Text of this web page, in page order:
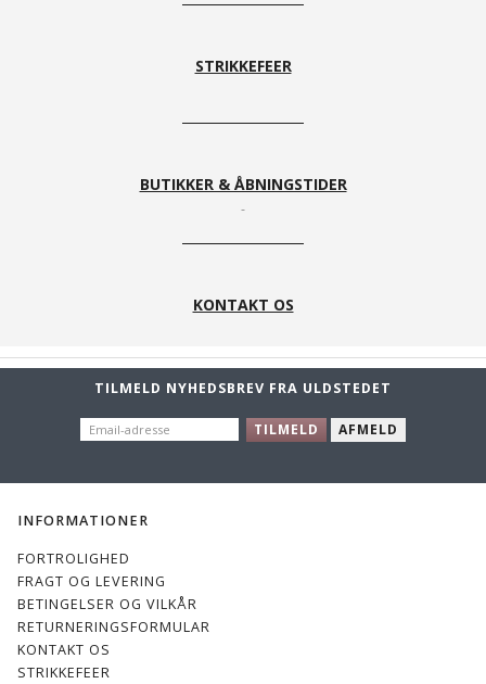
STRIKKEFEER
BUTIKKER & ÅBNINGSTIDER
KONTAKT OS
TILMELD NYHEDSBREV FRA ULDSTEDET
EMAIL-
ADRESSE
TILMELD AFMELD
INFORMATIONER
FORTROLIGHED
FRAGT OG LEVERING
BETINGELSER OG VILKÅR
RETURNERINGSFORMULAR
KONTAKT OS
STRIKKEFEER